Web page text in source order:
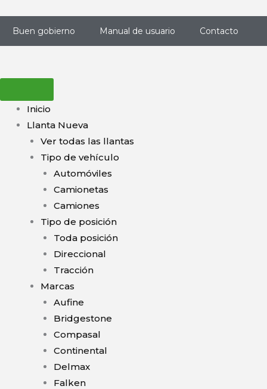
contenido
Buen gobierno Manual de usuario Contacto
Inicio
Llanta Nueva
Ver todas las llantas
Tipo de vehículo
Automóviles
Camionetas
Camiones
Tipo de posición
Toda posición
Direccional
Tracción
Marcas
Aufine
Bridgestone
Compasal
Continental
Delmax
Falken